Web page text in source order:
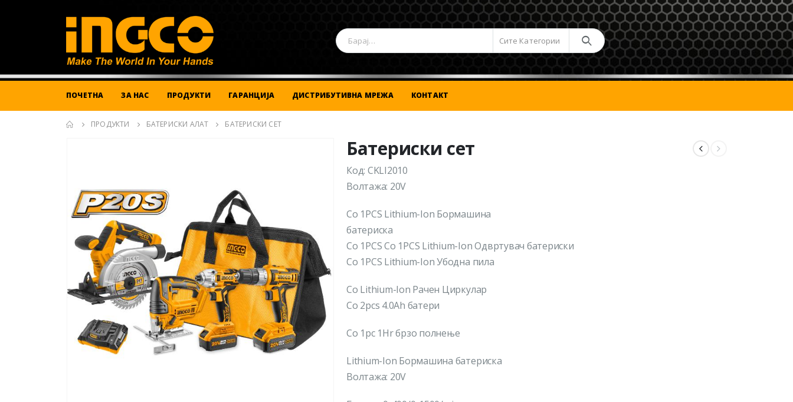
Сите Категории
ПОЧЕТНА ЗА НАС ПРОДУКТИ ГАРАНЦИЈА ДИСТРИБУТИВНА МРЕЖА КОНТАКТ
ПРОДУКТИ БАТЕРИСКИ АЛАТ БАТЕРИСКИ СЕТ
Батериски сет
Код: CKLI2010
Волтажа: 20V
Со 1PCS Lithium-Ion Бормашина
батериска
Со 1PCS Со 1PCS Lithium-Ion Одвртувач батериски
Со 1PCS Lithium-Ion Убодна пила
Со Lithium-Ion Рачен Циркулар
Со 2pcs 4.0Ah батери
Со 1pc 1Hr брзо полнење
Lithium-Ion Бормашина батериска
Волтажа: 20V